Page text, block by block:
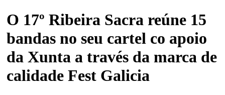
O 17º Ribeira Sacra reúne 15
bandas no seu cartel co apoio
da Xunta a través da marca de
calidade Fest Galicia